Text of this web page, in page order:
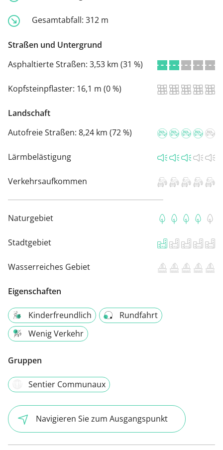
Gesamtabfall: 312 m
Straßen und Untergrund
Asphaltierte Straßen: 3,53 km (31 %)
Kopfsteinpflaster: 16,1 m (0 %)
Landschaft
Autofreie Straßen: 8,24 km (72 %)
Lärmbelästigung
Verkehrsaufkommen
Naturgebiet
Stadtgebiet
Wasserreiches Gebiet
Eigenschaften
Kinderfreundlich
Rundfahrt
Wenig Verkehr
Gruppen
Sentier Communaux
Navigieren Sie zum Ausgangspunkt